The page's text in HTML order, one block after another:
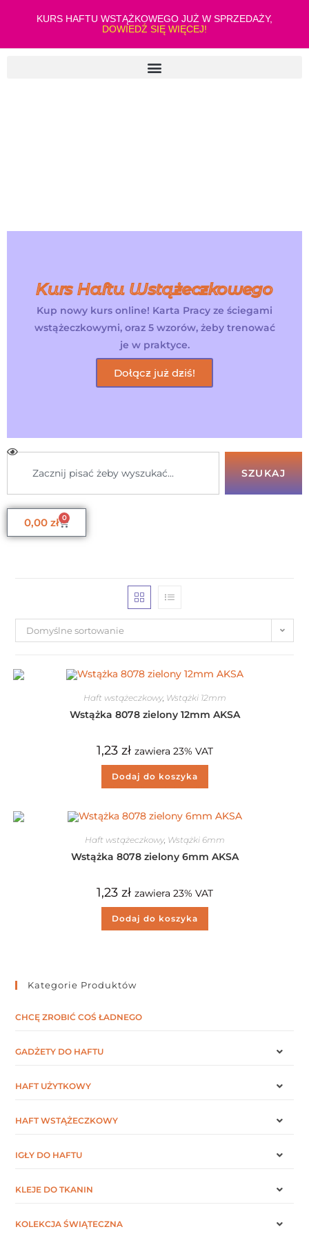
KURS HAFTU WSTĄŻKOWEGO JUŻ W SPRZEDAŻY,
DOWIEDŹ SIĘ WIĘCEJ!
Kurs Haftu Wstążeczkowego
Kup nowy kurs online! Karta Pracy ze ściegami
wstążeczkowymi, oraz 5 wzorów, żeby trenować
je w praktyce.
Dołącz już dziś!
SZUKAJ
0,00 zł 0
Domyślne sortowanie
Haft wstążeczkowy, Wstążki 12mm
Wstążka 8078 zielony 12mm AKSA
1,23 zł zawiera 23% VAT
Dodaj do koszyka
Haft wstążeczkowy, Wstążki 6mm
Wstążka 8078 zielony 6mm AKSA
1,23 zł zawiera 23% VAT
Dodaj do koszyka
Kategorie Produktów
CHCĘ ZROBIĆ COŚ ŁADNEGO
GADŻETY DO HAFTU
HAFT UŻYTKOWY
HAFT WSTĄŻECZKOWY
IGŁY DO HAFTU
KLEJE DO TKANIN
KOLEKCJA ŚWIĄTECZNA